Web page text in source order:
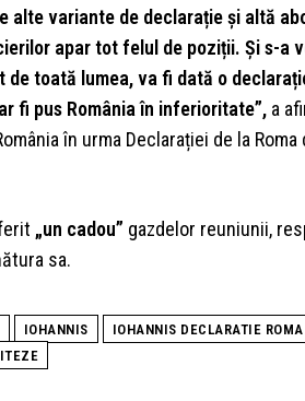
variante de declarație și altă
apar tot felul de poziții. Și s-a
toată lumea, va fi dată o
fi pus România în inferioritate”, a
în urma Declarației de la Roma
„un cadou” gazdelor reuniunii,
sa.
IOHANNIS
IOHANNIS DECLARATIE ROMA